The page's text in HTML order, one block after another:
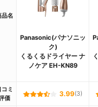
品名
Panasonic(パナソニッ
ク)
くるくるドライヤー ナ
ノケア EH-KN89
コミ
価
3.99(3)